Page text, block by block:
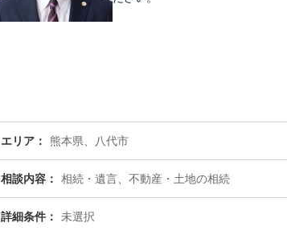
エリア 熊本県、八代市
相談内容 相続・遺言、不動産・土地の相続
詳細条件 未選択